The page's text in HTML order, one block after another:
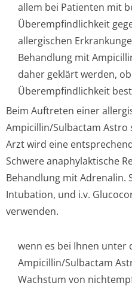
allem bei Patienten mit
Überempfindlichkeit
allergischen
Behandlung mit
daher geklärt werden,
Überempfindlichkeit
Beim Auftreten einer
Ampicillin/Sul­bactam
Arzt wird eine
Schwere anaphylaktische
Behandlung mit Adrenalin.
Intubation, und i.v.
verwenden.
wenn es bei Ihnen unter
Ampicillin/Sul­bactam
Wachstum von